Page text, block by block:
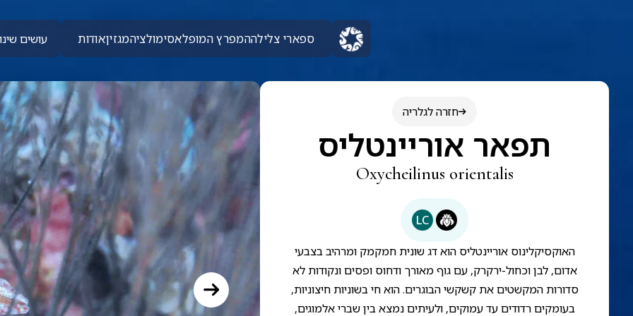
ספארי צלילההמפרץ המופלאסימולציהמגזיןאודות עושים
חזרה לגלריה
תפאר אוריינטליס
Oxycheilinus orientalis
LC
האוקסיקלינוס אוריינטליס הוא דג שונית חמקמק ומרהיב בצבעי
אדום, לבן וכחול-ירקרק, עם גוף מאורך ודחוס ופסים ונקודות לא
סדורות המקשטים את קשקשי הבוגרים. הוא חי בשוניות חיצוניות,
בעומקים רדודים עד עמוקים, ולעיתים נמצא בין שברי אלמוגים,